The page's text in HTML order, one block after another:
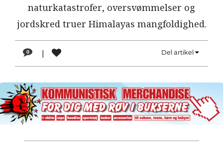
OM
ARBEJDEREN
naturkatastrofer, oversvømmelser og
jordskred truer Himalayas mangfoldighed.
0 | Del artikel